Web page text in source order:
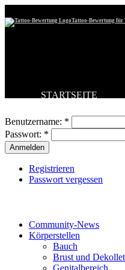
Tattoo-Bewertung für
STARTSEITE
BESTE TATTOOS
NEUESTE
KOMMENTARE
FORUM
Benutzername: *
Passwort: *
Registrieren
Passwort vergessen
Community-News
Körperstellen
Bauch
Brust und
Genitalbereich